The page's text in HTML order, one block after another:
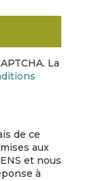
La
de ce
aux
et nous
à